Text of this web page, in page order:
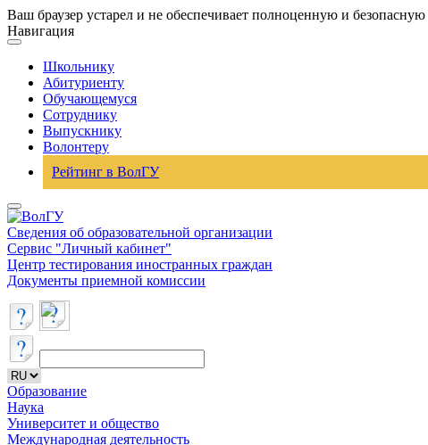
Ваш браузер устарел и не обеспечивает полноценную и
Навигация
Школьнику
Абитуриенту
Обучающемуся
Сотруднику
Выпускнику
Волонтеру
Рейтинг в ВолГУ
Сведения об образовательной организации
Сервис "Личный кабинет"
Центр тестирования иностранных граждан
Документы приемной комиссии
Образование
Наука
Университет и общество
Международная деятельность